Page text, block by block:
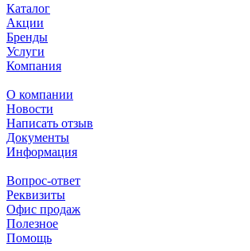
Каталог
Акции
Бренды
Услуги
Компания
О компании
Новости
Написать отзыв
Документы
Информация
Вопрос-ответ
Реквизиты
Офис продаж
Полезное
Помощь